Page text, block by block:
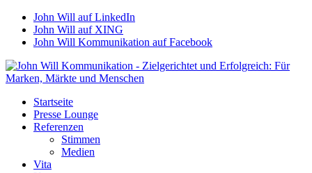
John Will auf LinkedIn
John Will auf XING
John Will Kommunikation auf Facebook
Startseite
Presse Lounge
Referenzen
Stimmen
Medien
Vita